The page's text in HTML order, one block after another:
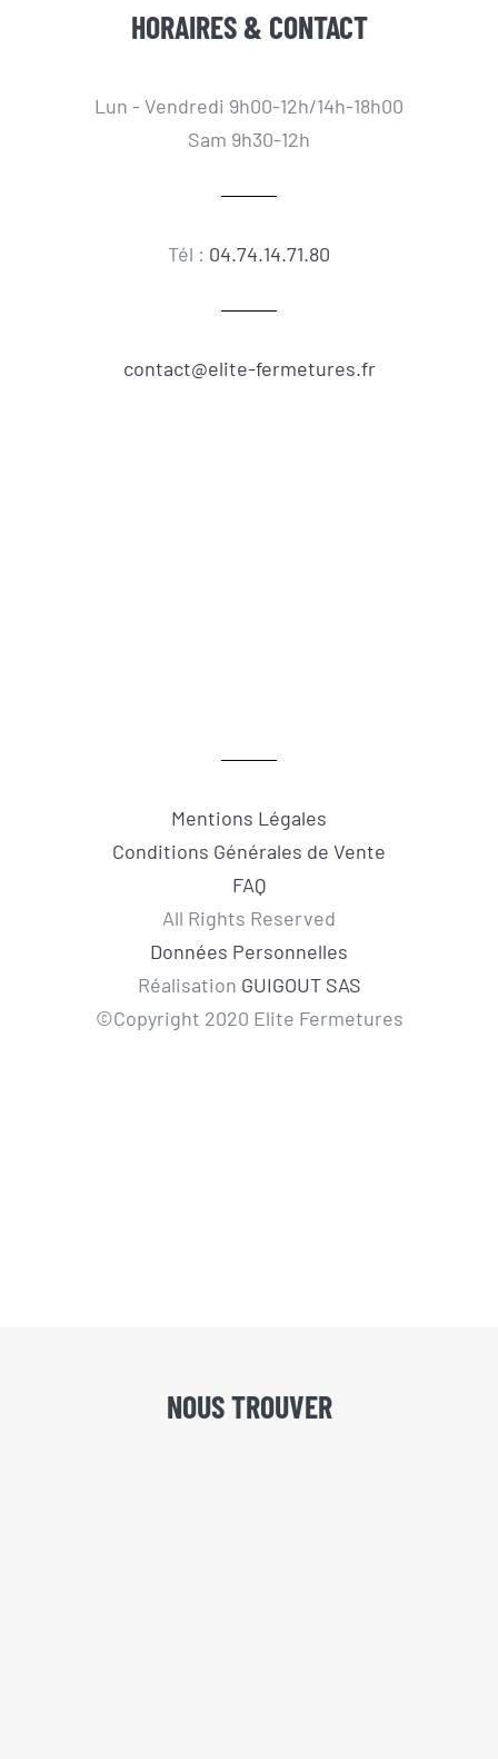
HORAIRES & CONTACT
Lun - Vendredi 9h00-12h/14h-18h00
Sam 9h30-12h
Tél : 04.74.14.71.80
contact@elite-fermetures.fr
Mentions Légales
Conditions Générales de Vente
FAQ
All Rights Reserved
Données Personnelles
Réalisation GUIGOUT SAS
©Copyright 2020 Elite Fermetures
NOUS TROUVER